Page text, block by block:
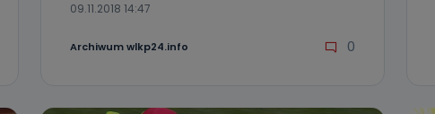
09.11.2018 14:47
Archiwum wlkp24.info 0